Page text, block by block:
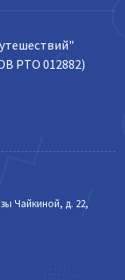
РТО 012882)
Чайкиной, д. 22,